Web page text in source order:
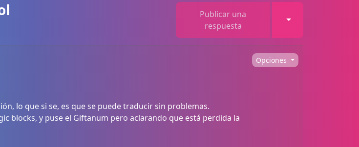
Publicar una
respuesta
Toggle Dropdown
Opciones
lo que si se, es que se puede traducir sin problemas.
blocks, y puse el Giftanum pero aclarando que está perdida la